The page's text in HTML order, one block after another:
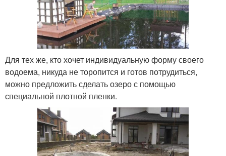
Для тех же, кто хочет индивидуальную форму своего
водоема, никуда не торопится и готов потрудиться,
можно предложить сделать озеро с помощью
специальной плотной пленки.